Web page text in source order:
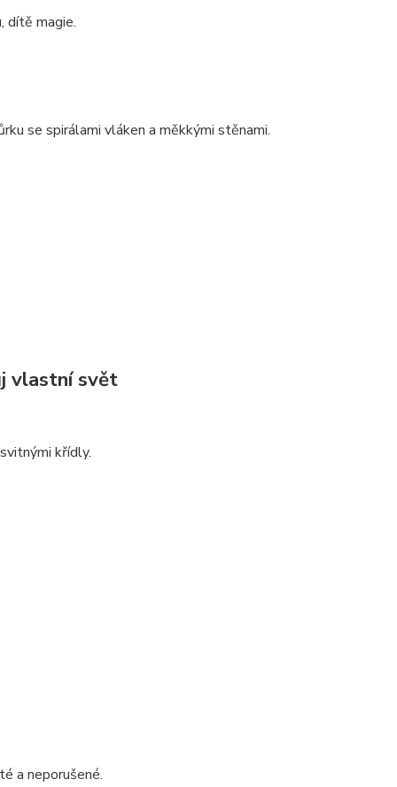
dítě magie.
se spirálami vláken a měkkými stěnami.
vlastní svět
křídly.
a neporušené.